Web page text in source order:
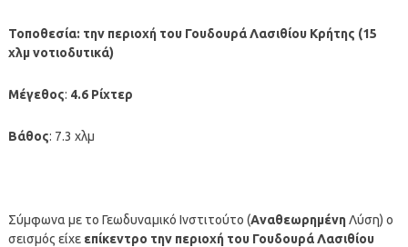
Τοποθεσία: την περιοχή του Γουδουρά Λασιθίου Κρήτης (15
χλμ νοτιοδυτικά)
Μέγεθος: 4.6 Ρίχτερ
Βάθος: 7.3 χλμ
Σύμφωνα με το Γεωδυναμικό Ινστιτούτο (ΑναθεωρημένηΛύση) ο
σεισμός είχε επίκεντρο την περιοχή του Γουδουρά Λασιθίου